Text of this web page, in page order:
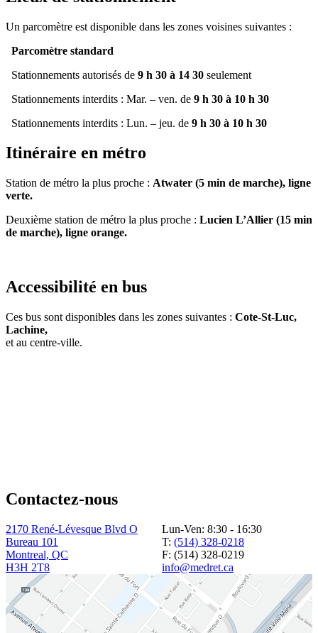
Un parcomètre est disponible dans les zones voisines suivantes :
Parcomètre standard
Stationnements autorisés de 9 h 30 à 14 30 seulement
Stationnements interdits : Mar. – ven. de 9 h 30 à 10 h 30
Stationnements interdits : Lun. – jeu. de 9 h 30 à 10 h 30
Itinéraire en métro
Station de métro la plus proche : Atwater (5 min de marche), ligne
verte.
Deuxième station de métro la plus proche : Lucien L’Allier (15 min
de marche), ligne orange.
Accessibilité en bus
Ces bus sont disponibles dans les zones suivantes : Cote-St-Luc,
Lachine,
et au centre-ville.
Contactez-nous
2170 René-Lévesque Blvd O
Bureau 101
Montreal, QC
H3H 2T8
Lun-Ven: 8:30 - 16:30
T: (514) 328-0218
F: (514) 328-0219
info@medret.ca